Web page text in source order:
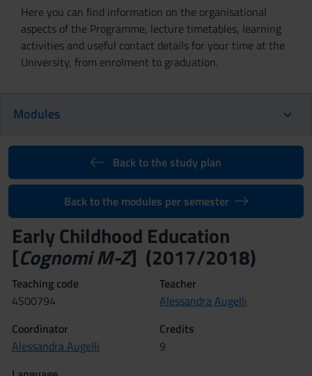
Here you can find information on the organisational
aspects of the Programme, lecture timetables, learning
activities and useful contact details for your time at the
University, from enrolment to graduation.
Modules
Back to the study plan
Back to the modules per semester
Early Childhood Education
[Cognomi M-Z] (2017/2018)
Teaching code
4S00794
Teacher
Alessandra Augelli
Coordinator
Alessandra Augelli
Credits
9